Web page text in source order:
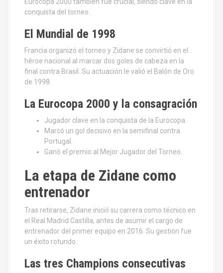
conquista del torneo.
El Mundial de 1998
Francia organizó el torneo y Zidane se convirtió en el
héroe nacional al marcar dos goles de cabeza en la
final contra Brasil. Su actuación le valió el Balón de Oro
de 1998.
La Eurocopa 2000 y la consagración
Jugador clave en la conquista de la Eurocopa.
Marcó un gol decisivo en la semifinal contra
Portugal.
Ganó el premio al Mejor Jugador del Torneo.
La etapa de Zidane como
entrenador
Tras retirarse, Zidane inició su carrera como técnico en
el Real Madrid Castilla, antes de asumir el cargo de
entrenador del primer equipo en 2016. Su gestión fue
un éxito rotundo.
Las tres Champions consecutivas